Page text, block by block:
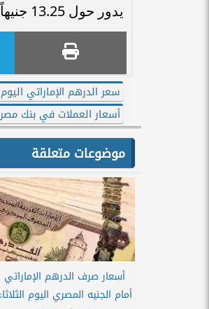
يدور حول 13.25 جنيهاً للشراء و13.35 جنيهاً للبيع.
سعر الدرهم الإماراتي اليوم
أسعار العملات في بنك مصر
موضوعات متعلقة
أسعار صرف الدرهم الإماراتي
أمام الجنيه المصري اليوم